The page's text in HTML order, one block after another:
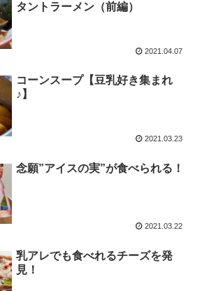
タントラーメン（前編）
2021.04.07
コーンスープ【豆乳好き集まれ
♪】
2021.03.23
念願”アイスの実”が食べられる！
2021.03.22
乳アレでも食べれるチーズを発
見！